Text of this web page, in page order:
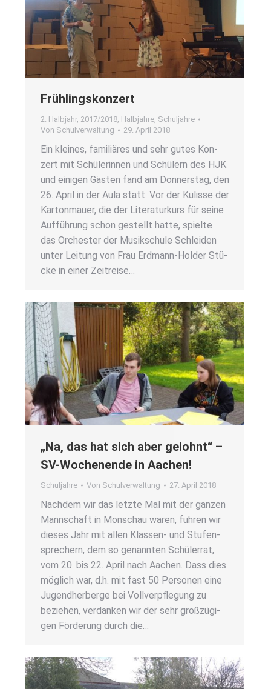
Früh­lings­kon­zert
2. Halbjahr, 2017/2018 Halbjahre Schuljahre
Von Schulverwaltung 29. April 2018
Ein klei­nes, fami­liä­res und sehr gutes Kon­
zert mit Schü­le­rin­nen und Schü­lern des HJK
und eini­gen Gäs­ten fand am Don­ners­tag, den
26. April in der Aula statt. Vor der Kulis­se der
Kar­ton­mau­er, die der Lite­ra­tur­kurs für sei­ne
Auf­füh­rung schon gestellt hat­te, spiel­te
das Orches­ter der Musik­schu­le Schlei­den
unter Lei­tung von Frau Erd­­mann-Hol­­der Stü­
cke in einer Zeit­rei­se…
„Na, das hat sich aber gelohnt“ –
SV-Wochen­en­de in Aachen!
Schuljahre Von Schulverwaltung 27. April 2018
Nach­dem wir das letz­te Mal mit der gan­zen
Mann­schaft in Mon­schau waren, fuh­ren wir
die­ses Jahr mit allen Klas­­sen- und Stu­fen­
spre­chern, dem so genann­ten Schü­ler­rat,
vom 20. bis 22. April nach Aachen. Dass dies
mög­lich war, d.h. mit fast 50 Per­so­nen eine
Jugend­her­ber­ge bei Voll­ver­pfle­gung zu
bezie­hen, ver­dan­ken wir der sehr groß­zü­gi­
gen För­de­rung durch die…